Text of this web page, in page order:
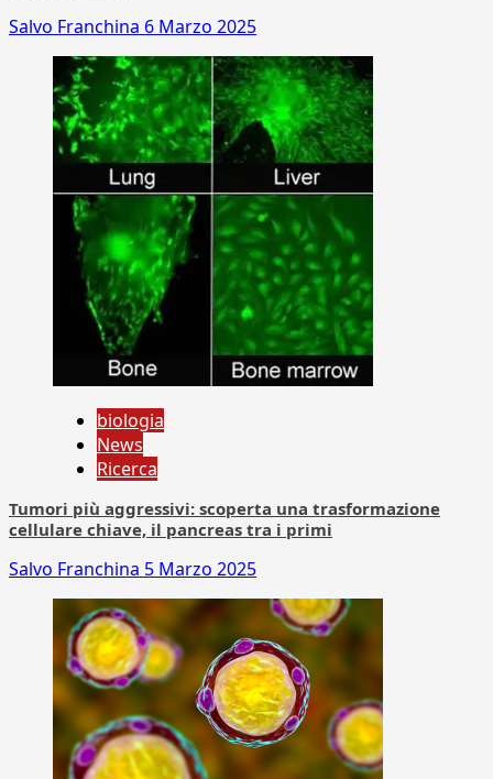
Salvo Franchina 6 Marzo 2025
biologia
News
Ricerca
Tumori più aggressivi: scoperta una trasformazione
cellulare chiave, il pancreas tra i primi
Salvo Franchina 5 Marzo 2025